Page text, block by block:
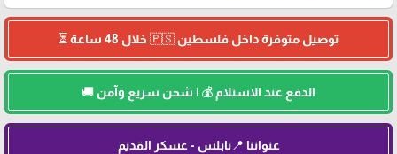
توصيل متوفرة داخل فلسطين 🇵🇸 خلال 48 ساعة ⏳
الدفع عند الاستلام 💰 | شحن سريع وآمن 🚚
عنواننا 📍نابلس - عسكر القديم